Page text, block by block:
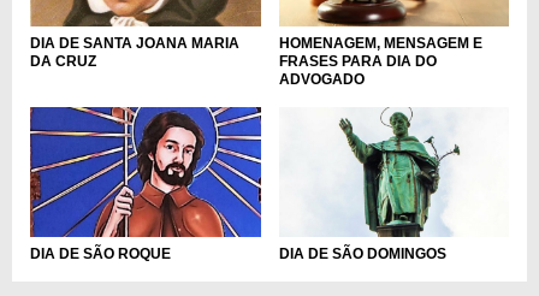
DIA DE SANTA JOANA MARIA
DA CRUZ
HOMENAGEM, MENSAGEM E
FRASES PARA DIA DO
ADVOGADO
DIA DE SÃO ROQUE DIA DE SÃO DOMINGOS